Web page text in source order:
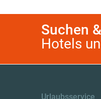
Suchen
Hotels
Urlaubsservice